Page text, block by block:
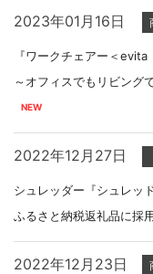
2023年01月16日
『ワークチェアー＜
～オフィスでもリビング
2022年12月27日
シュレッダー『シュレッ
ふるさと納税返礼品に採
2022年12月23日